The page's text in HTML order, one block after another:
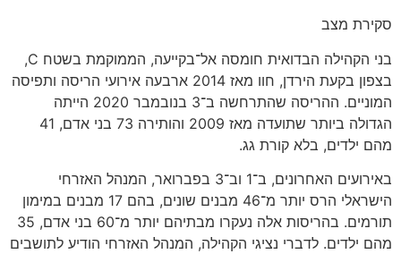
סקירת מצב
בני הקהילה הבדואית חומסה אל־בקייעה, הממוקמת בשטח C,
בצפון בקעת הירדן, חוו מאז 2014 ארבעה אירועי הריסה ותפיסה
המוניים. ההריסה שהתרחשה ב־3 בנובמבר 2020 הייתה
הגדולה ביותר שתועדה מאז 2009 והותירה 73 בני אדם, 41
מהם ילדים, בלא קורת גג.
באירועים האחרונים, ב־1 וב־3 בפברואר, המנהל האזרחי
הישראלי הרס יותר מ־46 מבנים שונים, בהם 17 מבנים במימון
תורמים. בהריסות אלה נעקרו מבתיהם יותר מ־60 בני אדם, 35
מהם ילדים. לדברי נציגי הקהילה, המנהל האזרחי הודיע לתושבים